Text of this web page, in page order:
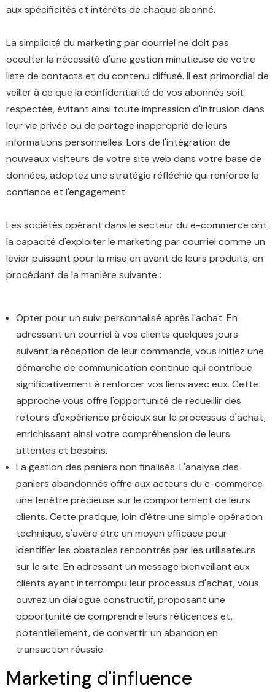
aux spécificités et intérêts de chaque abonné.
La simplicité du marketing par courriel ne doit pas
occulter la nécessité d'une gestion minutieuse de votre
liste de contacts et du contenu diffusé. Il est primordial de
veiller à ce que la confidentialité de vos abonnés soit
respectée, évitant ainsi toute impression d'intrusion dans
leur vie privée ou de partage inapproprié de leurs
informations personnelles. Lors de l'intégration de
nouveaux visiteurs de votre site web dans votre base de
données, adoptez une stratégie réfléchie qui renforce la
confiance et l'engagement.
Les sociétés opérant dans le secteur du e-commerce ont
la capacité d'exploiter le marketing par courriel comme un
levier puissant pour la mise en avant de leurs produits, en
procédant de la manière suivante :
Opter pour un suivi personnalisé après l'achat. En
adressant un courriel à vos clients quelques jours
suivant la réception de leur commande, vous initiez une
démarche de communication continue qui contribue
significativement à renforcer vos liens avec eux. Cette
approche vous offre l'opportunité de recueillir des
retours d'expérience précieux sur le processus d'achat,
enrichissant ainsi votre compréhension de leurs
attentes et besoins.
La gestion des paniers non finalisés. L'analyse des
paniers abandonnés offre aux acteurs du e-commerce
une fenêtre précieuse sur le comportement de leurs
clients. Cette pratique, loin d'être une simple opération
technique, s'avère être un moyen efficace pour
identifier les obstacles rencontrés par les utilisateurs
sur le site. En adressant un message bienveillant aux
clients ayant interrompu leur processus d'achat, vous
ouvrez un dialogue constructif, proposant une
opportunité de comprendre leurs réticences et,
potentiellement, de convertir un abandon en
transaction réussie.
Marketing d'influence